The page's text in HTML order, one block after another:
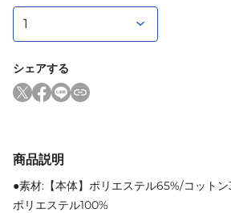
シェアする
商品説明
●素材:【本体】ポリエステル65%/コットン
ポリエステル100%